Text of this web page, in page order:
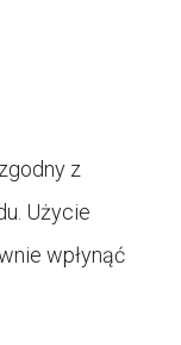
z
Użycie
wpłynąć